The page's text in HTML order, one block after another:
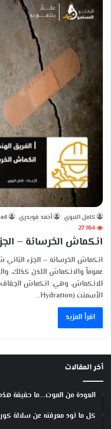
كامل النبوي أحمد قويدري
27٬164
انكماش الخرسانة –
انكماش الخرسانة – الجزء الثاني
عموماً والانكماش اللدن كذلك،
الأسمنت (Hydration…
اقرأ المزيد
أخر المقالات
العودة من الموت….ما حقيقة
كل ما تود معرفته عن سلالة